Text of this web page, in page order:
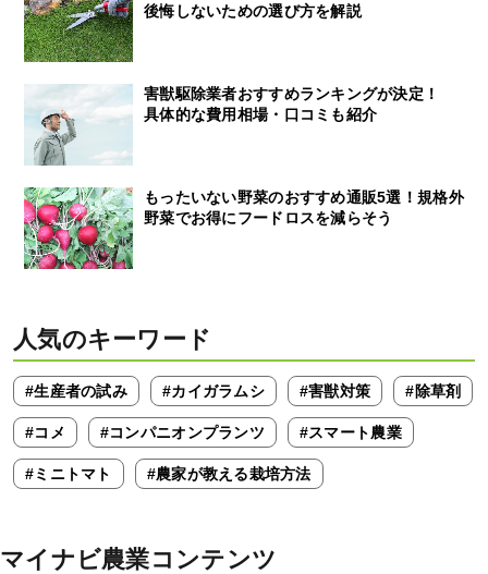
後悔しないための選び方を解説
害獣駆除業者おすすめランキングが決定！
具体的な費用相場・口コミも紹介
もったいない野菜のおすすめ通販5選！規格外
野菜でお得にフードロスを減らそう
人気のキーワード
#生産者の試み #カイガラムシ #害獣対策 #除草剤
#コメ #コンパニオンプランツ #スマート農業
#ミニトマト #農家が教える栽培方法
マイナビ農業コンテンツ